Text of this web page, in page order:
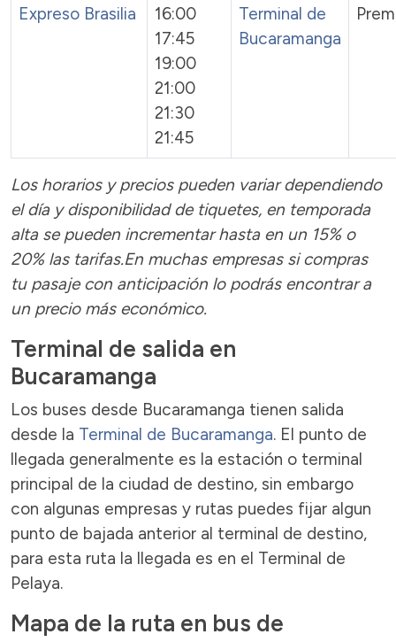
Expreso Brasilia
16:00
17:45
19:00
21:00
21:30
21:45
Terminal de
Bucaramanga
Los horarios y precios pueden variar dependiendo
el día y disponibilidad de tiquetes, en temporada
alta se pueden incrementar hasta en un 15% o
20% las tarifas.En muchas empresas si compras
tu pasaje con anticipación lo podrás encontrar a
un precio más económico.
Terminal de salida en
Bucaramanga
Los buses desde Bucaramanga tienen salida
desde la Terminal de Bucaramanga. El punto de
llegada generalmente es la estación o terminal
principal de la ciudad de destino, sin embargo
con algunas empresas y rutas puedes fijar algun
punto de bajada anterior al terminal de destino,
para esta ruta la llegada es en el Terminal de
Pelaya.
Mapa de la ruta en bus de